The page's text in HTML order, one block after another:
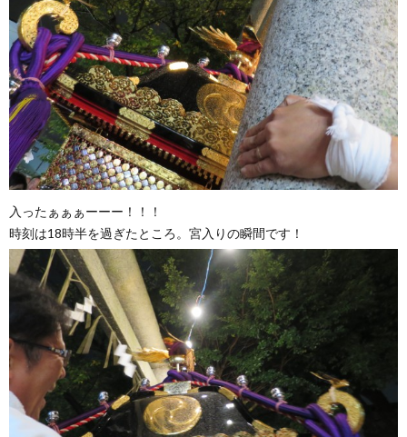
入ったぁぁぁーーー！！！
時刻は18時半を過ぎたところ。宮入りの瞬間です！